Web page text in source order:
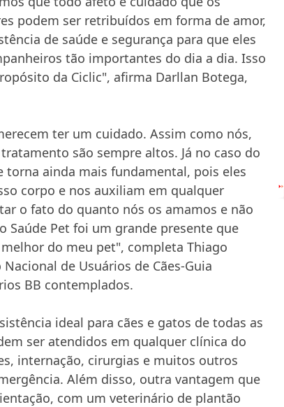
podem ser retribuídos em forma de amor,
de saúde e segurança para que eles
tão importantes do dia a dia. Isso
da Ciclic", afirma Darllan Botega,
ter um cuidado. Assim como nós,
são sempre altos. Já no caso do
torna ainda mais fundamental, pois eles
corpo e nos auxiliam em qualquer
o fato do quanto nós os amamos e não
Saúde Pet foi um grande presente que
do meu pet", completa Thiago
de Usuários de Cães-Guia
BB contemplados.
ideal para cães e gatos de todas as
ser atendidos em qualquer clínica do
internação, cirurgias e muitos outros
Além disso, outra vantagem que
com um veterinário de plantão